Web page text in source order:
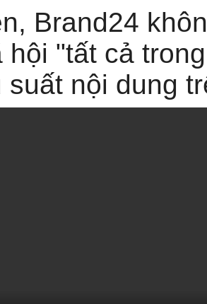
Brand24
hội "tất cả
suất nội dung